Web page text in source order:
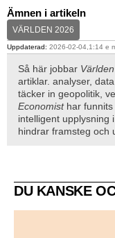
Ämnen i artikeln
VÄRLDEN 2026
Uppdaterad: 2026-02-04,1:14 e
Så här jobbar
artiklar. analyser,
täcker in geopolitik,
Economisthar funnits
intelligent upplysning
hindrar framsteg och
DU KANSKE